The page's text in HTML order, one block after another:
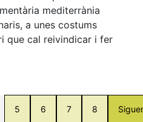
mediterrània
a unes costums
que cal reivindicar i fer
5 6 7 8